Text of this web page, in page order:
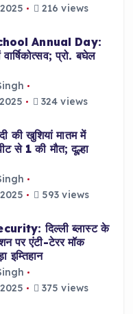
216 views
Annual Day:
प्रो. बघेल
324 views
की खुशियां मातम में
से 1 की मौत; दूल्हा
593 views
दिल्ली ब्लास्ट के
पर एंटी-टेरर मॉक
इम्तिहान
375 views